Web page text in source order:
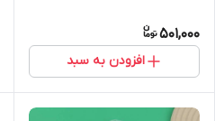
501,000
افزودن به سبد